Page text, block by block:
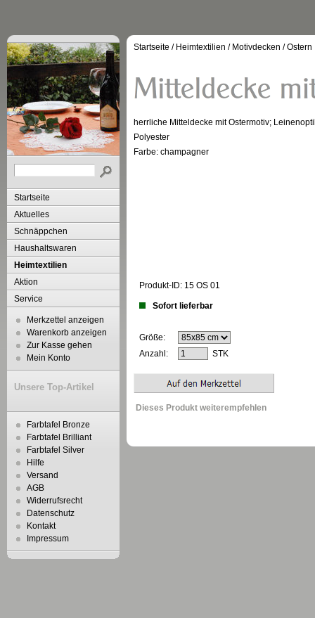
Startseite
Aktuelles
Schnäppchen
Haushaltswaren
Heimtextilien
Aktion
Service
Merkzettel anzeigen
Warenkorb anzeigen
Zur Kasse gehen
Mein Konto
Unsere Top-Artikel
Farbtafel Bronze
Farbtafel Brilliant
Farbtafel Silver
Hilfe
Versand
AGB
Widerrufsrecht
Datenschutz
Kontakt
Impressum
Startseite / Heimtextilien / Motivdecken /Ostern
herrliche Mitteldecke mit Ostermotiv;
Polyester
Farbe: champagner
Produkt-ID: 15 OS 01
Sofort lieferbar
Größe:
Anzahl:
STK
Dieses Produkt weiterempfehlen